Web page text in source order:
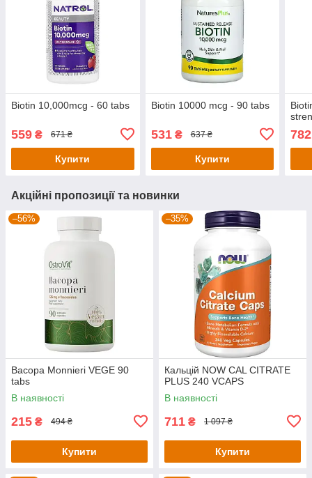
Biotin 10,000mcg - 60 tabs
559 ₴ 671 ₴
Купити
Biotin 10000 mcg - 90 tabs
531₴ 637 ₴
Купити
782
Акційні пропозиції та новинки
–56%
Bacopa Monnieri VEGE 90
tabs
В наявності
215 ₴ 494 ₴
Купити
–35%
Кальцій NOW CAL CITRATE
PLUS 240 VCAPS
В наявності
711 ₴ 1 097 ₴
Купити